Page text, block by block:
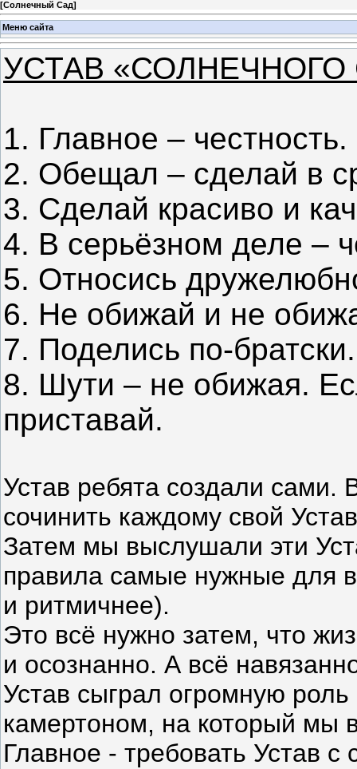
[Солнечный Сад]
Меню сайта
УСТАВ «СОЛНЕЧНОГО
1. Главное – честность.
2. Обещал – сделай в
3. Сделай красиво и
4. В серьёзном деле –
5. Относись
6. Не обижай и не
7. Поделись по-братски.
8. Шути – не обижая.
приставай.
Устав ребята создали сами.
сочинить каждому свой
Затем мы выслушали эти
правила самые нужные для
и ритмичнее).
Это всё нужно затем, что
и осознанно. А всё
Устав сыграл огромную
камертоном, на который мы
Главное - требовать Устав с